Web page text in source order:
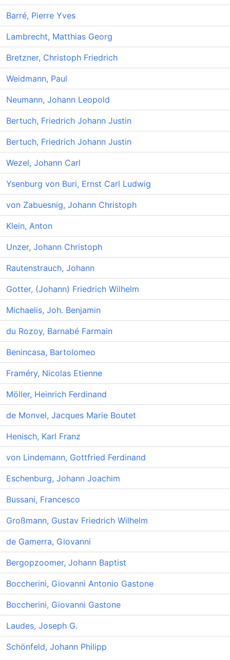
Barré, Pierre Yves
Lambrecht, Matthias Georg
Bretzner, Christoph Friedrich
Weidmann, Paul
Neumann, Johann Leopold
Bertuch, Friedrich Johann Justin
Bertuch, Friedrich Johann Justin
Wezel, Johann Carl
Ysenburg von Buri, Ernst Carl Ludwig
von Zabuesnig, Johann Christoph
Klein, Anton
Unzer, Johann Christoph
Rautenstrauch, Johann
Gotter, (Johann) Friedrich Wilhelm
Michaelis, Joh. Benjamin
du Rozoy, Barnabé Farmain
Benincasa, Bartolomeo
Framéry, Nicolas Etienne
Möller, Heinrich Ferdinand
de Monvel, Jacques Marie Boutet
Henisch, Karl Franz
von Lindemann, Gottfried Ferdinand
Eschenburg, Johann Joachim
Bussani, Francesco
Großmann, Gustav Friedrich Wilhelm
de Gamerra, Giovanni
Bergopzoomer, Johann Baptist
Boccherini, Giovanni Antonio Gastone
Boccherini, Giovanni Gastone
Laudes, Joseph G.
Schönfeld, Johann Philipp